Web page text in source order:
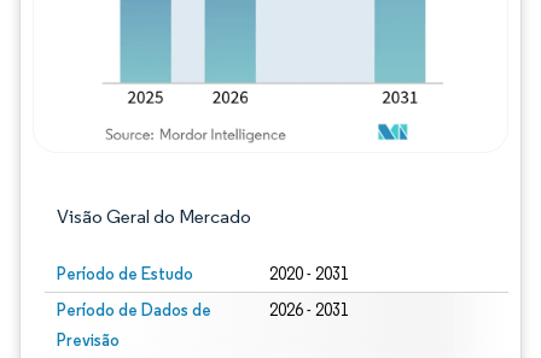
Visão Geral do Mercado
Período de Estudo 2020 - 2031
Período de Dados de
Previsão
2026 - 2031